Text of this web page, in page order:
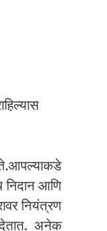
आणि
नियंत्रण
अनेक